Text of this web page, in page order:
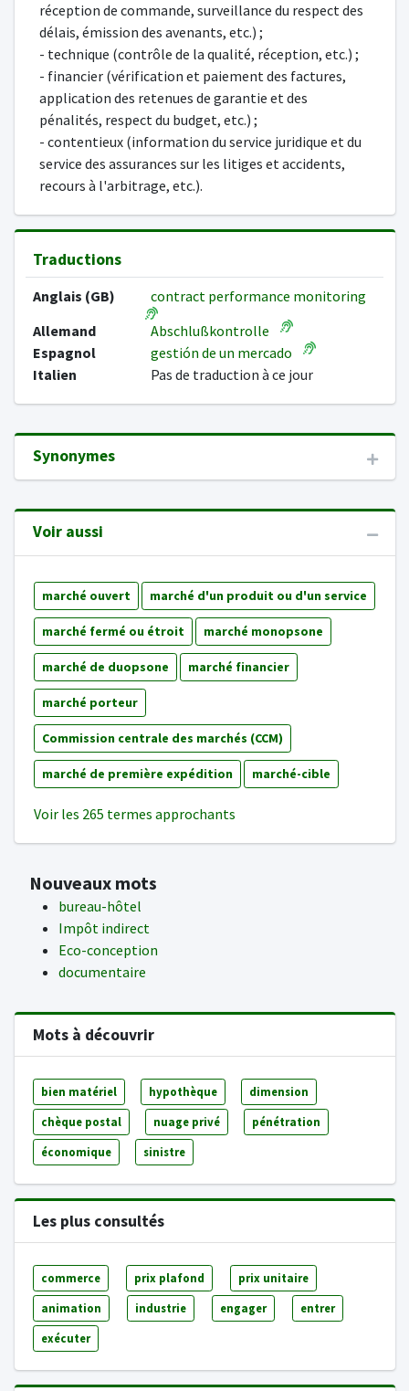
réception de commande, surveillance du respect des
délais, émission des avenants, etc.) ;
- technique (contrôle de la qualité, réception, etc.) ;
- financier (vérification et paiement des factures,
application des retenues de garantie et des
pénalités, respect du budget, etc.) ;
- contentieux (information du service juridique et du
service des assurances sur les litiges et accidents,
recours à l'arbitrage, etc.).
Traductions
Anglais (GB)
contract performance monitoring
Allemand
Abschlußkontrolle
Espagnol
gestión de un mercado
Italien
Pas de traduction à ce jour
Synonymes
Voir aussi
marché ouvert marché d'un produit ou d'un service
marché fermé ou étroit marché monopsone
marché de duopsone marché financier
marché porteur
Commission centrale des marchés (CCM)
marché de première expédition marché-cible
Voir les 265 termes approchants
Nouveaux mots
bureau-hôtel
Impôt indirect
Eco-conception
documentaire
Mots à découvrir
bien matériel hypothèque dimension
chèque postal nuage privé pénétration
économique sinistre
Les plus consultés
commerce prix plafond prix unitaire
animation industrie engager entrer
exécuter